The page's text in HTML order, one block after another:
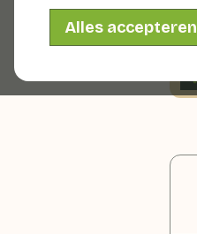
Alles accepteren